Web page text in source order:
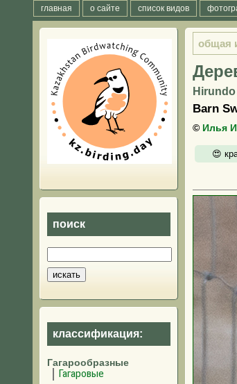
главная о сайте список видов
поиск
классификация:
Гагарообразные
Гагаровые
общая
Barn
© Илья